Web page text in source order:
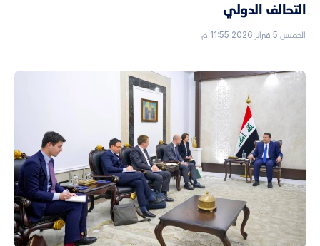
التحالف الدولي
الخميس 5 فبراير 2026 11:55 م